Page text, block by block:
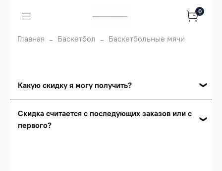
0
Главная Баскетбол Баскетбольные мячи
Какую скидку я могу получить?
Сумма скидки зависит от стоимости вашего
Скидка считается с последующих заказов или с
первого?